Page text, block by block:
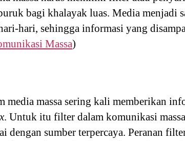
bagi khalayak luas. Media menjadi
hari, sehingga informasi yang
Massa)
media massa sering kali memberikan
. Untuk itu filter dalam komunikasi
sumber terpercaya. Peranan